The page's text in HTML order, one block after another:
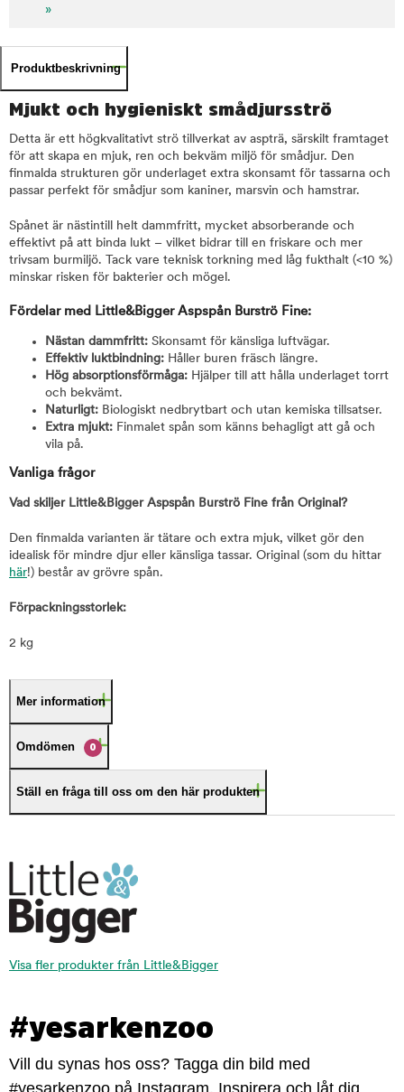
»
Produktbeskrivning
Mjukt och hygieniskt smådjursströ
Detta är ett högkvalitativt strö tillverkat av aspträ, särskilt framtaget
för att skapa en mjuk, ren och bekväm miljö för smådjur. Den
finmalda strukturen gör underlaget extra skonsamt för tassarna och
passar perfekt för smådjur som kaniner, marsvin och hamstrar.
Spånet är nästintill helt dammfritt, mycket absorberande och
effektivt på att binda lukt – vilket bidrar till en friskare och mer
trivsam burmiljö. Tack vare teknisk torkning med låg fukthalt (<10 %)
minskar risken för bakterier och mögel.
Fördelar med Little&Bigger Aspspån Burströ Fine:
Nästan dammfritt: Skonsamt för känsliga luftvägar.
Effektiv luktbindning: Håller buren fräsch längre.
Hög absorptionsförmåga: Hjälper till att hålla underlaget torrt
och bekvämt.
Naturligt: Biologiskt nedbrytbart och utan kemiska tillsatser.
Extra mjukt: Finmalet spån som känns behagligt att gå och
vila på.
Vanliga frågor
Vad skiljer Little&Bigger Aspspån Burströ Fine från Original?
Den finmalda varianten är tätare och extra mjuk, vilket gör den
idealisk för mindre djur eller känsliga tassar. Original (som du hittar
här!) består av grövre spån.
Förpackningsstorlek:
2 kg
Mer information
Omdömen 0
Ställ en fråga till oss om den här produkten
Visa fler produkter från Little&Bigger
#yesarkenzoo
Vill du synas hos oss? Tagga din bild med